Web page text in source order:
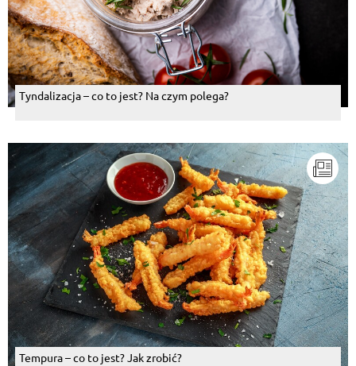
Tyndalizacja – co to jest? Na czym polega?
Tempura – co to jest? Jak zrobić?